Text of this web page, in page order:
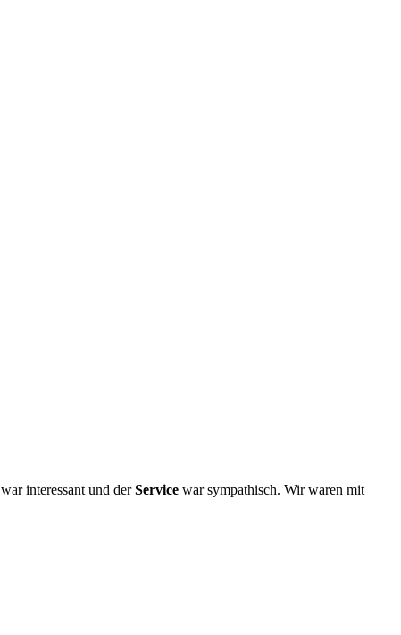
war interessant und derService war sympathisch. Wir waren mit